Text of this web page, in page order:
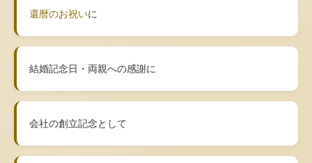
還暦のお祝いに
結婚記念日・両親への感謝に
会社の創立記念として